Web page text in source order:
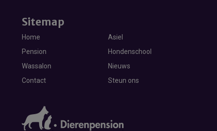
Sitemap
Home
Asiel
Pension
Hondenschool
Wassalon
Nieuws
Contact
Steun ons